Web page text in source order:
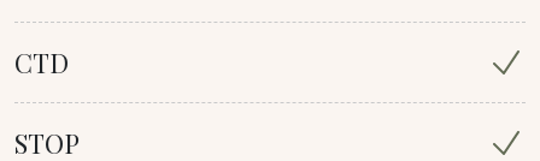
CTD
STOP